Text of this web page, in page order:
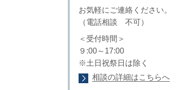
お気軽にご連絡ください。
（電話相談 不可）
＜受付時間＞
９:00～17:00
※土日祝祭日は除く
相談の詳細はこちらへ